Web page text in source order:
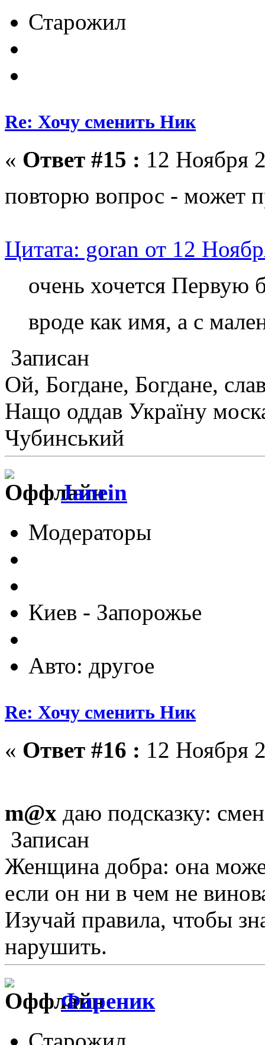
Старожил
Re: Хочу сменить Ник
« Ответ #15 : 12 Ноября
повторю вопрос - может
Цитата: goran от 12
очень хочется Первую
вроде как имя, а с
Записан
Ой, Богдане, Богдане,
Нащо оддав Україну
Чубинський
Janein
Модераторы
Киев - Запорожье
Авто: другое
Re: Хочу сменить Ник
« Ответ #16 : 12 Ноября
m@x даю подсказку:
Записан
Женщина добра: она
если он ни в чем не
Изучай правила, чтобы
нарушить.
Фареник